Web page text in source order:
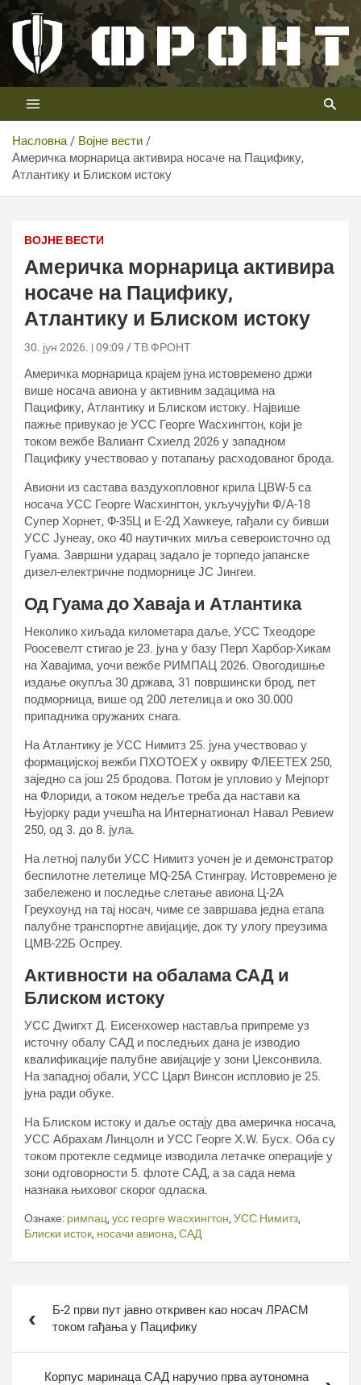
Скип
цонтент
Телевизија ФРОНТ
Први војни канал у Србији
Насловна
Војне вести
Америчка морнарица активира носаче на Пацифику,
Атлантику и Блиском истоку
ВОЈНЕ ВЕСТИ
Америчка морнарица активира
носаче на Пацифику,
Атлантику и Блиском истоку
30. јун 2026. | 09:09 ТВ ФРОНТ
Америчка морнарица крајем јуна истовремено држи
више носача авиона у активним задацима на
Пацифику, Атлантику и Блиском истоку. Највише
пажње привукао је УСС Георге Wасхингтон, који је
током вежбе Валиант Схиелд 2026 у западном
Пацифику учествовао у потапању расходованог брода.
Авиони из састава ваздухопловног крила ЦВW-5 са
носача УСС Георге Wасхингтон, укључујући Ф/А-18
Супер Хорнет, Ф-35Ц и Е-2Д Хаwкеyе, гађали су бивши
УСС Јунеау, око 40 наутичких миља североисточно од
Гуама. Завршни ударац задало је торпедо јапанске
дизел-електричне подморнице ЈС Јингеи.
Од Гуама до Хаваја и Атлантика
Неколико хиљада километара даље, УСС Тхеодоре
Роосевелт стигао је 23. јуна у базу Перл Харбор-Хикам
на Хавајима, уочи вежбе РИМПАЦ 2026. Овогодишње
издање окупља 30 држава, 31 површински брод, пет
подморница, више од 200 летелица и око 30.000
припадника оружаних снага.
На Атлантику је УСС Нимитз 25. јуна учествовао у
формацијској вежби ПХОТОЕX у оквиру ФЛЕЕТЕX 250,
заједно са још 25 бродова. Потом је упловио у Мејпорт
на Флориди, а током недеље треба да настави ка
Њујорку ради учешћа на Интернатионал Навал Ревиеw
250, од 3. до 8. јула.
На летној палуби УСС Нимитз уочен је и демонстратор
беспилотне летелице МQ-25А Стинграy. Истовремено је
забележено и последње слетање авиона Ц-2А
Греyхоунд на тај носач, чиме се завршава једна етапа
палубне транспортне авијације, док ту улогу преузима
ЦМВ-22Б Оспреy.
Активности на обалама САД и
Блиском истоку
УСС Дwигхт Д. Еисенхоwер наставља припреме уз
источну обалу САД и последњих дана је изводио
квалификације палубне авијације у зони Џексонвила.
На западној обали, УСС Царл Винсон испловио је 25.
јуна ради обуке.
На Блиском истоку и даље остају два америчка носача,
УСС Абрахам Линцолн и УСС Георге Х.W. Бусх. Оба су
током протекле седмице изводила летачке операције у
зони одговорности 5. флоте САД, а за сада нема
назнака њиховог скорог одласка.
Ознаке: римпац, усс георге wасхингтон, УСС Нимитз,
Блиски исток, носачи авиона, САД
чланкаБ-2 први пут јавно откривен као носач ЛРАСМ
током гађања у Пацифику
Корпус маринаца САД наручио прва аутономна